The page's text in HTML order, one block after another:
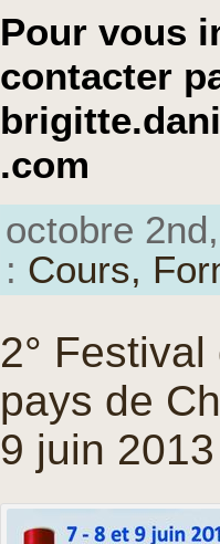
Pour vous
contacter
.com
octobre
: Cours,
2°
pays de
9 juin 2013